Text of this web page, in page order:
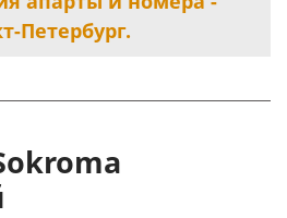
Петербург.